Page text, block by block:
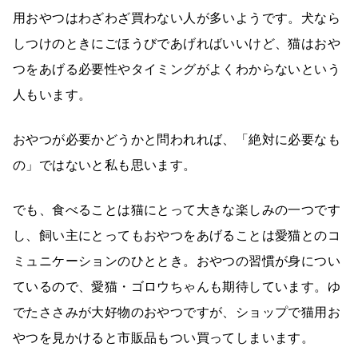
用おやつはわざわざ買わない人が多いようです。犬なら
しつけのときにごほうびであげればいいけど、猫はおや
つをあげる必要性やタイミングがよくわからないという
人もいます。
おやつが必要かどうかと問われれば、「絶対に必要なも
の」ではないと私も思います。
でも、食べることは猫にとって大きな楽しみの一つです
し、飼い主にとってもおやつをあげることは愛猫とのコ
ミュニケーションのひととき。おやつの習慣が身につい
ているので、愛猫・ゴロウちゃんも期待しています。ゆ
でたささみが大好物のおやつですが、ショップで猫用お
やつを見かけると市販品もつい買ってしまいます。